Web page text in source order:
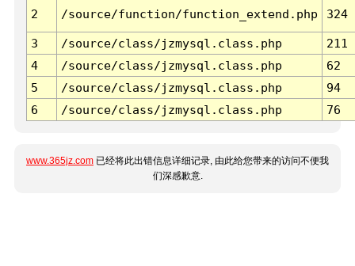
2 /source/function/function_extend.php 324
3 /source/class/jzmysql.class.php
211
4
/source/class/jzmysql.class.php
62
5
/source/class/jzmysql.class.php
94
6
/source/class/jzmysql.class.php 76
www.365jz.com 已经将此出错信息详细记录, 由此给您带来的访问不便我
们深感歉意.